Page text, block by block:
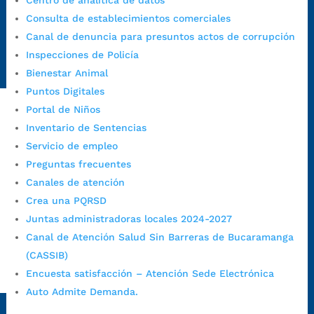
Consulta de establecimientos comerciales
Canal de denuncia para presuntos actos de corrupción
Inspecciones de Policía
Bienestar Animal
Puntos Digitales
Portal de Niños
Inventario de Sentencias
Servicio de empleo
Preguntas frecuentes
Canales de atención
Crea una PQRSD
Juntas administradoras locales 2024-2027
Canal de Atención Salud Sin Barreras de Bucaramanga
(CASSIB)
Encuesta satisfacción – Atención Sede Electrónica
Auto Admite Demanda.
https://canaldenuncia.bucaramanga.gov.co/
Emergencia:https://emergencia.bucaramanga.gov.co/
Radique aquí su queja disciplinaria:
https://www.bucaramanga.gov.co/gobierno-ciudadanos-
1/secretarias/oficina-de-control-interno-disciplinario/
Alcaldía de Bucaramanga
@AlcaldíaBGA
Alcaldía de Bucaramanga
PrensaBucaramanga